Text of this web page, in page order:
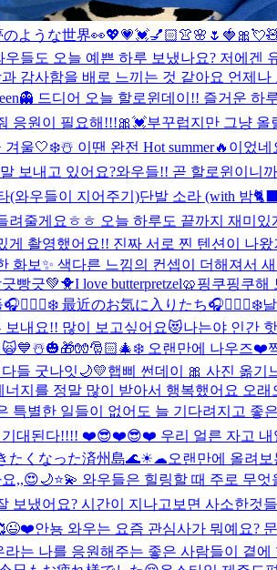
ような世界👀
우들도 오늘 예쁜 하루 보냈나요? 저에
감사함을 배로 느끼는 것 같아요 언제
드디어 오늘 할로윈데이!! 즐거운
응원이 필요해!!!🎀💓부꾸럽지만 그냥
겨울🤍❄️☃️ 이땐 완전 Hot summer🔥이었네
보내고 있어요?와우들!! 곧 할로윈이니
(와우들이 지어주기)단발 소라 (with 밤
려줄게요ㅎㅎ 오늘 하루도 끝까지 재미
게 촬영했어요!! 진짜 서로 찐 텐션이 나
화보✨ 색다른 느낌의 컨셉이 더해져서
빵긋💚🐥I love butterpretzel🥨핑쿠핑쿠해
最近のお気に入りたち🎧🧘🏻‍♀️❄️
보내요!! 많이 보고싶어요😻나는야 인간
🙀💙☃️🎃🎁🧤🎅🏻🎄❄️ 오랜만에 나우즈❤️
들 굿나잇🌙💛햅삐 썬데이 🎀 사진 옮기
지를 정말 많이 받아서 행복했어요 오래
특별한 일들이 없어도 늘 기다려지고 좋
기대된다!!!! ❤️😎❤️😎❤️ 우리 얼른 자고 내
たくなった済州島🌊☀︎☁︎오랜만에 올려
,,😍🌙⭐️💫 와우들은 힐링할 때 주로 무
보냈어요? 시간이 지나고보면 사소한
😉❤️안뇽 와우는 요즘 관심사가 뭐예요?
는 나를 응원해주는 좋은 사람들이 곁